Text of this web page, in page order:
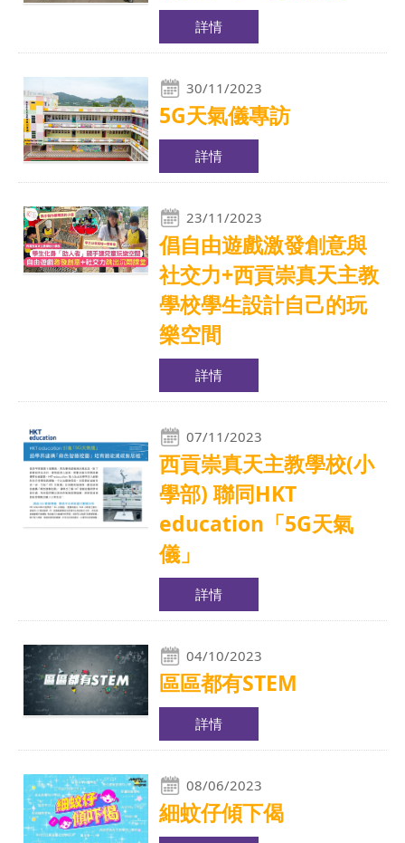
詳情
30/11/2023
5G天氣儀專訪
詳情
23/11/2023
倡自由遊戲激發創意與
社交力+西貢崇真天主教
學校學生設計自己的玩
樂空間
詳情
07/11/2023
西貢崇真天主教學校(小
學部) 聯同HKT
education「5G天氣
儀」
詳情
04/10/2023
區區都有STEM
詳情
08/06/2023
細蚊仔傾下偈